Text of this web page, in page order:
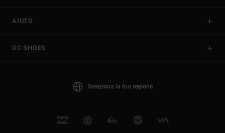
AIUTO
DC SHOES
Seleziona la tua regione